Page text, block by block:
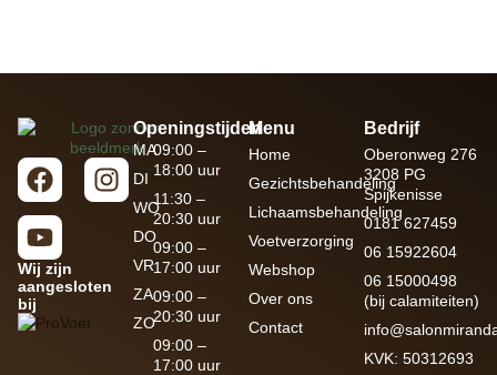
Wij zijn
aangesloten
bij
Openingstijden
MA
DI
WO
DO
VR
ZA
ZO
09:00 –
18:00 uur
11:30 –
20:30 uur
09:00 –
17:00 uur
09:00 –
20:30 uur
09:00 –
17:00 uur
Menu
Home
Gezichtsbehandeling
Lichaamsbehandeling
Voetverzorging
Webshop
Over ons
Contact
Bedrijf
Oberonweg 276
3208 PG
Spijkenisse
0181 627459
06 15922604
06 15000498
(bij calamiteiten)
KVK: 50312693